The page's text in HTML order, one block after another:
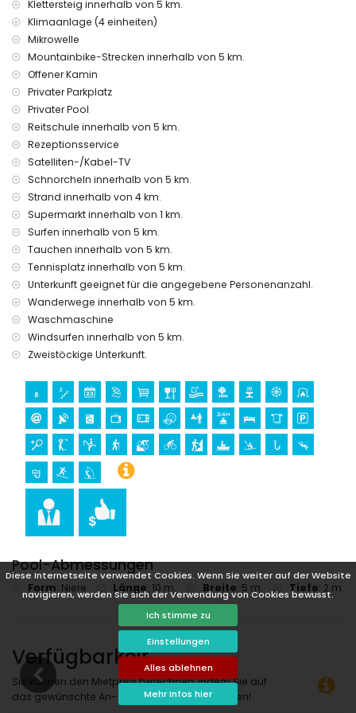
Diese Internetseite verwendet Cookies. Wenn Sie weiter auf der Website
navigieren, werden Sie sich der Verwendung von Cookies bewusst.
Ich stimme zu
Einstellungen
Alles ablehnen
Mehr Infos hier
Internet (WLAN)
Staubsauger und Bügeleisen mit Bügelbrett
Empfangsservice und 24-Stunden-Notdienst
Klimaanlage
Einrichtungen und Dienstleistungen gegen Aufpreis
Zustellbett und Kinderbett (auf Anfrage)
Unterhaltungs- und Freizeitmöglichkeiten für Ihren Urlaub
in Javea, Costa Blanca
(innerhalb von 5 Kilometern vom Haus)
Sehenswürdigkeiten und Kultur in Javea, Costa Blanca
Museum (Histórico de Javea, Javea), Kirche (Virgen de
Loreto, Puerto, Javea), Ruine (Windmühlen, Javea), Denkmal
(Pueblo de Javea, Javea), architektonisches Gebäude
(Pueblo de Javea, Javea), historischer Ort (Pueblo de Javea
und Javea) (innerhalb von 5 Kilometern von der Unterkunft)
Kilometern von der Unterkunft)
Tennis, Golf (La Sella, Denia), Reiten, Wandern,
Mountainbiking, Radfahren, Klettern, Kanufahren,
Kajakfahren, Angeln, Tauchen, Schnorcheln, Surfen und
Windsurfen (innerhalb von 5 Kilometern von der Villa)
Wasserski (innerhalb von 10 Kilometern von der Villa)
Klettersteig innerhalb von 5 km.
Klimaanlage (4 einheiten)
Mikrowelle
Mountainbike-Strecken innerhalb von 5 km.
Offener Kamin
Privater Parkplatz
Privater Pool
Reitschule innerhalb von 5 km.
Rezeptionsservice
Satelliten-/Kabel-TV
Schnorcheln innerhalb von 5 km.
Strand innerhalb von 4 km.
Supermarkt innerhalb von 1 km.
Surfen innerhalb von 5 km.
Tauchen innerhalb von 5 km.
Tennisplatz innerhalb von 5 km.
Unterkunft geeignet für die angegebene Personenanzahl.
Wanderwege innerhalb von 5 km.
Waschmaschine
Windsurfen innerhalb von 5 km.
Zweistöckige Unterkunft.
Pool-Abmessungen
Form: Niere Länge: 10 m. Breite: 5 m. Tiefe: 2 m.
Verfügbarkeit
Sie können den Mietpreis berechnen, indem Sie auf
das gewünschte An- und Abreisedatum klicken!